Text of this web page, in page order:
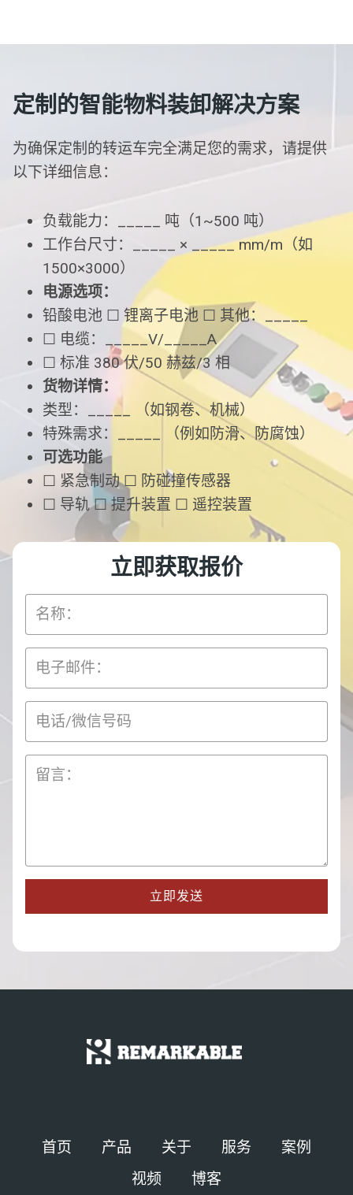
定制的智能物料装卸解决方案
为确保定制的转运车完全满足您的需求，请提供
以下详细信息：
负载能力：_____ 吨（1~500 吨）
工作台尺寸：_____ × _____ mm/m（如
1500×3000）
电源选项：
铅酸电池 ☐ 锂离子电池 ☐ 其他：_____
☐ 电缆：_____V/_____A
☐ 标准 380 伏/50 赫兹/3 相
货物详情：
类型：_____ （如钢卷、机械）
特殊需求：_____ （例如防滑、防腐蚀）
可选功能
☐ 紧急制动 ☐ 防碰撞传感器
☐ 导轨 ☐ 提升装置 ☐ 遥控装置
立即获取报价
立即发送
首页 产品 关于 服务
案例
视频
博客
Spanish